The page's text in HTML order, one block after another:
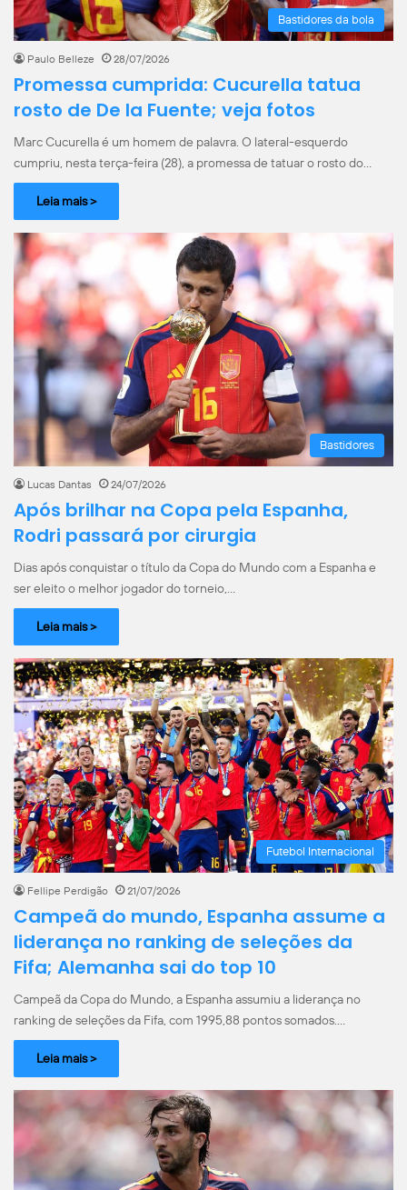
Bastidores da bola
Paulo Belleze 28/07/2026
Promessa cumprida: Cucurella tatua
rosto de De la Fuente; veja fotos
Marc Cucurella é um homem de palavra. O lateral-esquerdo
cumpriu, nesta terça-feira (28), a promessa de tatuar o rosto do…
Leia mais >
Bastidores
Lucas Dantas 24/07/2026
Após brilhar na Copa pela Espanha,
Rodri passará por cirurgia
Dias após conquistar o título da Copa do Mundo com a Espanha e
ser eleito o melhor jogador do torneio,…
Leia mais >
Futebol Internacional
Fellipe Perdigão 21/07/2026
Campeã do mundo, Espanha assume a
liderança no ranking de seleções da
Fifa; Alemanha sai do top 10
Campeã da Copa do Mundo, a Espanha assumiu a liderança no
ranking de seleções da Fifa, com 1995,88 pontos somados.…
Leia mais >